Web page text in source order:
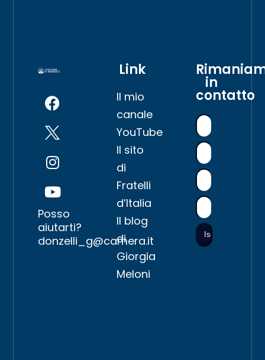
Posso
aiutarti?
donzelli_g@camera.it
Link
Il mio
canale
YouTube
Il sito
di
Fratelli
d’Italia
Il blog
di
Giorgia
Meloni
in
contatto